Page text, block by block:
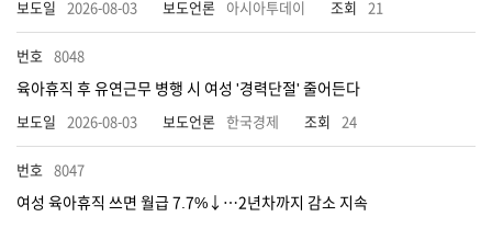
2026-08-03 아시아투데이 21
8048
육아휴직 후 유연근무 병행 시 여성 '경력단절' 줄어든다
2026-08-03 한국경제 24
8047
여성 육아휴직 쓰면 월급 7.7%↓…2년차까지 감소 지속